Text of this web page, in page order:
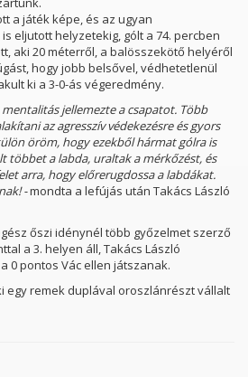
a játék képe, és az ugyan
eljutott helyzetekig, gólt a 74. percben
aki 20 méterről, a balösszekötő helyéről
hogy jobb belsővel, védhetetlenül
ki a 3-0-ás végeredmény.
jellemezte a csapatot. Több
az agresszív védekezésre és gyors
öröm, hogy ezekből hármat gólra is
többet a labda, uraltak a mérkőzést, és
arra, hogy előrerugdossa a labdákat.
-mondta a lefújás után Takács László
őszi idénynél több győzelmet szerző
a 3. helyen áll, Takács László
0 pontos Vác ellen játszanak.
egy remek duplával oroszlánrészt vállalt